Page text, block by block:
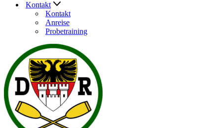
Kontakt
Kontakt
Anreise
Probetraining